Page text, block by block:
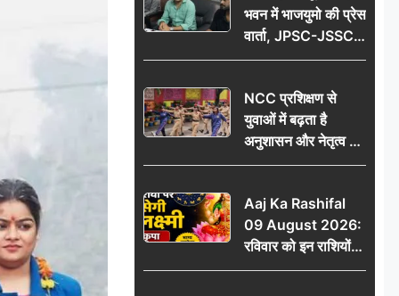
भवन में भाजयुमो की प्रेस
वार्ता, JPSC-JSSC
पेपर लीक के विरोध में
विधानसभा घेराव का
ऐलान
NCC प्रशिक्षण से
युवाओं में बढ़ता है
अनुशासन और नेतृत्व का
गुण: डॉ. जी.एन. खान
Aaj Ka Rashifal
09 August 2026:
रविवार को इन राशियों
पर बरसेगी मां लक्ष्मी की